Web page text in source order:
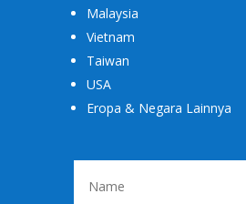
Malaysia
Vietnam
Taiwan
USA
Eropa & Negara Lainnya